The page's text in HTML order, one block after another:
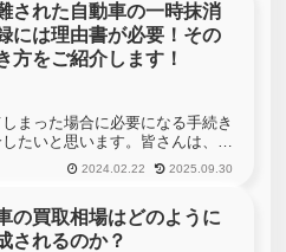
された自動車の一時抹消
には理由書が必要！その
方をご紹介します！
まった場合に必要になる手続き
たいと思います。皆さんは、万
た場合、どのような対処をすれ
思い浮かぶのは、警察に連絡し
2024.02.22 2025.09.30
の買取相場はどのように
されるのか？